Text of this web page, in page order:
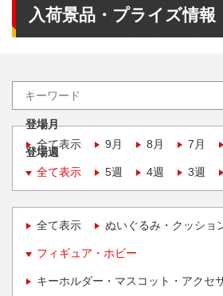
入荷景品・プライズ情報
登場月
全て表示
9月 8月 7月
登場週
全て表示
5週 4週 3週
全て表示 ぬいぐるみ・クッショ
フィギュア・ホビー
キーホルダー・マスコット・アクセ